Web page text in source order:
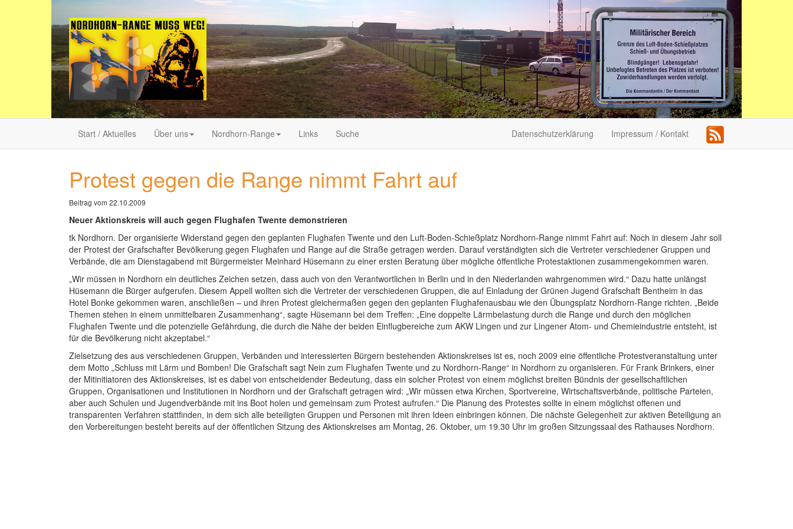
Start / Aktuelles Über uns Nordhorn-Range Links Suche Datenschutzerklärung Impressum / Kontakt
Protest gegen die Range nimmt Fahrt auf
Beitrag vom 22.10.2009
Neuer Aktionskreis will auch gegen Flughafen Twente demonstrieren
tk Nordhorn. Der organisierte Widerstand gegen den geplanten Flughafen Twente und den Luft-Boden-Schießplatz Nordhorn-Range nimmt Fahrt auf: Noch in diesem Jahr soll
der Protest der Grafschafter Bevölkerung gegen Flughafen und Range auf die Straße getragen werden. Darauf verständigten sich die Vertreter verschiedener Gruppen und
Verbände, die am Dienstagabend mit Bürgermeister Meinhard Hüsemann zu einer ersten Beratung über mögliche öffentliche Protestaktionen zusammengekommen waren.
„Wir müssen in Nordhorn ein deutliches Zeichen setzen, dass auch von den Verantwortlichen in Berlin und in den Niederlanden wahrgenommen wird.“ Dazu hatte unlängst
Hüsemann die Bürger aufgerufen. Diesem Appell wollten sich die Vertreter der verschiedenen Gruppen, die auf Einladung der Grünen Jugend Grafschaft Bentheim in das
Hotel Bonke gekommen waren, anschließen – und ihren Protest gleichermaßen gegen den geplanten Flughafenausbau wie den Übungsplatz Nordhorn-Range richten. „Beide
Themen stehen in einem unmittelbaren Zusammenhang“, sagte Hüsemann bei dem Treffen: „Eine doppelte Lärmbelastung durch die Range und durch den möglichen
Flughafen Twente und die potenzielle Gefährdung, die durch die Nähe der beiden Einflugbereiche zum AKW Lingen und zur Lingener Atom- und Chemieindustrie entsteht, ist
für die Bevölkerung nicht akzeptabel.“
Zielsetzung des aus verschiedenen Gruppen, Verbänden und interessierten Bürgern bestehenden Aktionskreises ist es, noch 2009 eine öffentliche Protestveranstaltung unter
dem Motto „Schluss mit Lärm und Bomben! Die Grafschaft sagt Nein zum Flughafen Twente und zu Nordhorn-Range“ in Nordhorn zu organisieren. Für Frank Brinkers, einer
der Mitinitiatoren des Aktionskreises, ist es dabei von entscheidender Bedeutung, dass ein solcher Protest von einem möglichst breiten Bündnis der gesellschaftlichen
Gruppen, Organisationen und Institutionen in Nordhorn und der Grafschaft getragen wird: „Wir müssen etwa Kirchen, Sportvereine, Wirtschaftsverbände, politische Parteien,
aber auch Schulen und Jugendverbände mit ins Boot holen und gemeinsam zum Protest aufrufen.“ Die Planung des Protestes sollte in einem möglichst offenen und
transparenten Verfahren stattfinden, in dem sich alle beteiligten Gruppen und Personen mit ihren Ideen einbringen können. Die nächste Gelegenheit zur aktiven Beteiligung an
den Vorbereitungen besteht bereits auf der öffentlichen Sitzung des Aktionskreises am Montag, 26. Oktober, um 19.30 Uhr im großen Sitzungssaal des Rathauses Nordhorn.